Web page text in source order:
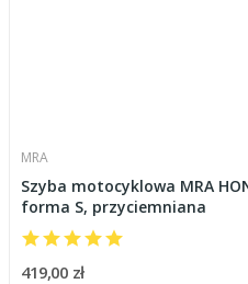
MRA
Szyba motocyklowa MRA
forma S, przyciemniana
419,00 zł